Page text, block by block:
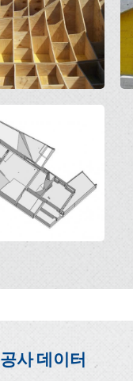
공사 데이터